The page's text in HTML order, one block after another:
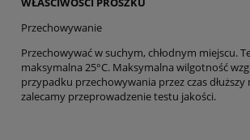
Przechowywanie
Przechowywać w suchym, chłodnym miejscu.
maksymalna 25°C. Maksymalna wilgotność
przypadku przechowywania przez czas dłuższy
zalecamy przeprowadzenie testu jakości.